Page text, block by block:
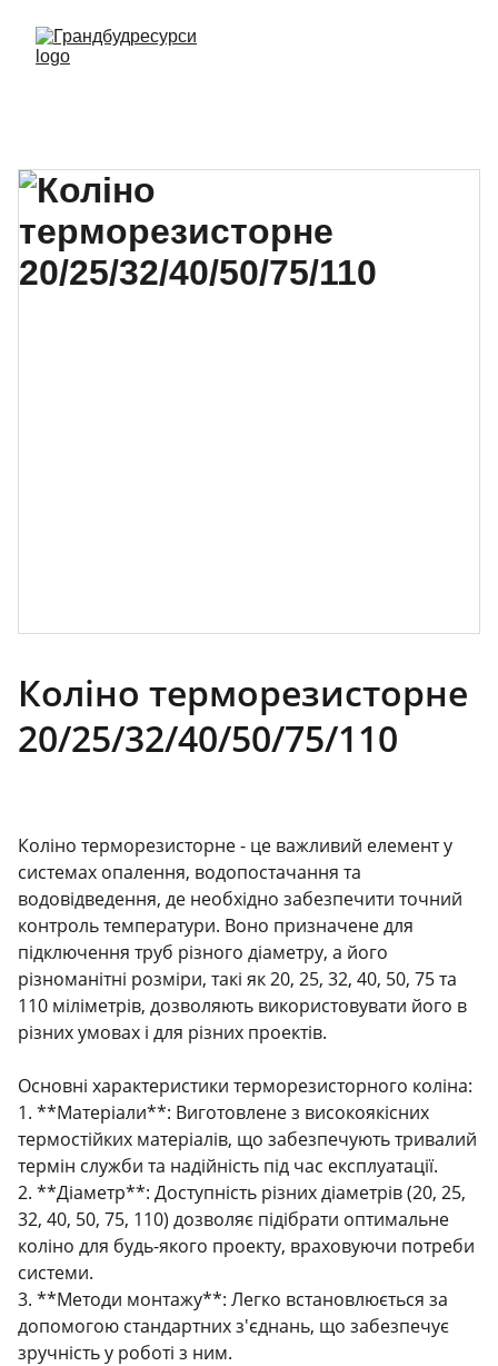
Коліно терморезисторне
20/25/32/40/50/75/110
Коліно терморезисторне - це важливий елемент у
системах опалення, водопостачання та
водовідведення, де необхідно забезпечити точний
контроль температури. Воно призначене для
підключення труб різного діаметру, а його
різноманітні розміри, такі як 20, 25, 32, 40, 50, 75 та
110 міліметрів, дозволяють використовувати його в
різних умовах і для різних проектів.
Основні характеристики терморезисторного коліна:
1. **Матеріали**: Виготовлене з високоякісних
термостійких матеріалів, що забезпечують тривалий
термін служби та надійність під час експлуатації.
2. **Діаметр**: Доступність різних діаметрів (20, 25,
32, 40, 50, 75, 110) дозволяє підібрати оптимальне
коліно для будь-якого проекту, враховуючи потреби
системи.
3. **Методи монтажу**: Легко встановлюється за
допомогою стандартних з'єднань, що забезпечує
зручність у роботі з ним.